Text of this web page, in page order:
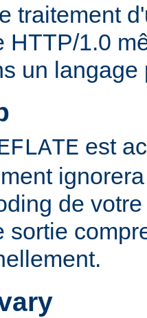
traitement
HTTP/1.0
un langage
est
de
sortie